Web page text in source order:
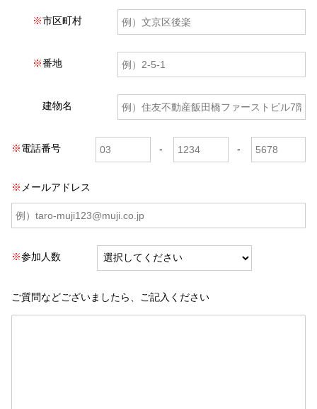
※市区町村
※番地
建物名
※電話番号
※ メールアドレス
※参加人数
ご質問などございましたら、ご記入ください